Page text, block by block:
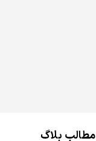
مطالب بلاگ